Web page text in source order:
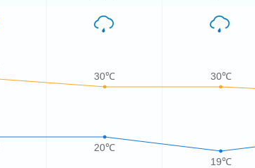
30℃ 30℃
20℃
19℃